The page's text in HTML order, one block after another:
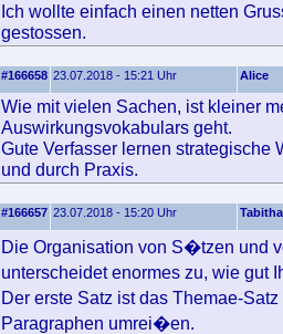
Ich wollte einfach einen netten
gestossen.
#166658 23.07.2018 - 15:21 Uhr Alice
Wie mit vielen Sachen, ist kleiner
Auswirkungsvokabulars geht.
Gute Verfasser lernen strategische
und durch Praxis.
#166657 23.07.2018 - 15:20 Uhr Tabitha
Die Organisation von S�tzen und
unterscheidet enormes zu, wie
Der erste Satz ist das Themae-
Paragraphen umrei�en.